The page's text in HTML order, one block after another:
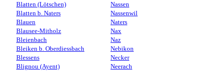
Blatten (Lötschen)
Blatten b. Naters
Blauen
Blausee-Mitholz
Bleienbach
Bleiken b. Oberdiessbach
Blessens
Blignou (Ayent)
Nassen
Nassenwil
Naters
Nax
Naz
Nebikon
Necker
Neerach